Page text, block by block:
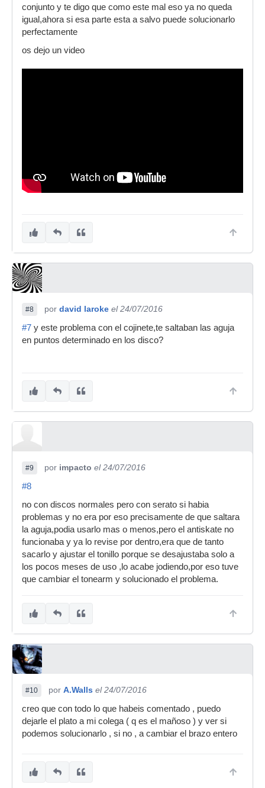
conjunto y te digo que como este mal eso ya no queda
igual,ahora si esa parte esta a salvo puede solucionarlo
perfectamente
os dejo un video
#8 por david laroke el 24/07/2016
#7 y este problema con el cojinete,te saltaban las aguja
en puntos determinado en los disco?
#9 por impacto el 24/07/2016
#8
no con discos normales pero con serato si habia
problemas y no era por eso precisamente de que saltara
la aguja,podia usarlo mas o menos,pero el antiskate no
funcionaba y ya lo revise por dentro,era que de tanto
sacarlo y ajustar el tonillo porque se desajustaba solo a
los pocos meses de uso ,lo acabe jodiendo,por eso tuve
que cambiar el tonearm y solucionado el problema.
#10 por A.Walls el 24/07/2016
creo que con todo lo que habeis comentado , puedo
dejarle el plato a mi colega ( q es el mañoso ) y ver si
podemos solucionarlo , si no , a cambiar el brazo entero